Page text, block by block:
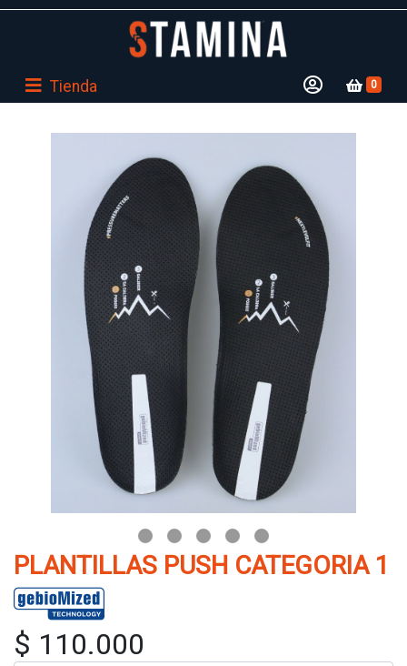
Tienda 0
PLANTILLAS PUSH CATEGORIA 1
$ 110.000